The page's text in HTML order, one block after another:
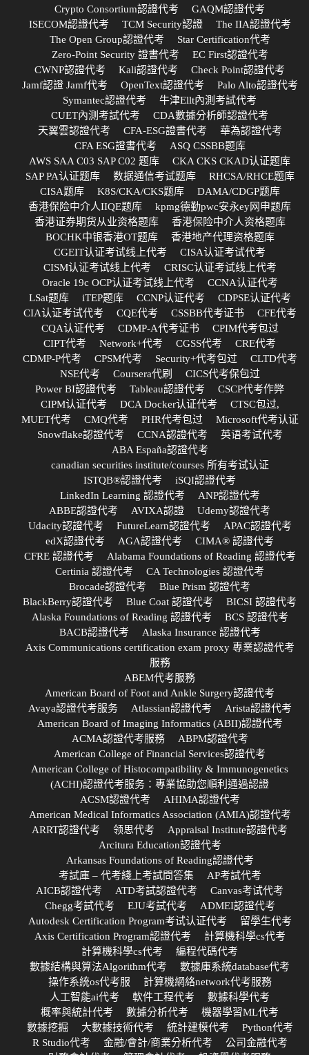
Crypto Consortium認證代考
GAQM認證代考
ISECOM認證代考
TCM Security認證
The IIA認證代考
The Open Group認證代考
Star Certification代考
Zero-Point Security 證書代考
EC First認證代考
CWNP認證代考
Kali認證代考
Check Point認證代考
Jamf認證 Jamf代考
OpenText認證代考
Palo Alto認證代考
Symantec認證代考
牛津Ellt內測考試代考
CUET內測考試代考
CDA數據分析師認證代考
天翼雲認證代考
CFA-ESG證書代考
華為認證代考
CFA ESG證書代考
ASQ CSSBB题库
AWS SAA C03 SAP C02 题库
CKA CKS CKAD认证题库
SAP PA认证题库
数据通信考试题库
RHCSA/RHCE题库
CISA题库
K8S/CKA/CKS题库
DAMA/CDGP题库
香港保险中介人IIQE题库
kpmg德勤pwc安永ey网申题库
香港证券期货从业资格题库
香港保险中介人资格题库
BOCHK中银香港OT题库
香港地产代理资格题库
CGEIT认证考试线上代考
CISA认证考试代考
CISM认证考试线上代考
CRISC认证考试线上代考
Oracle 19c OCP认证考试线上代考
CCNA认证代考
LSat题库
iTEP题库 CCNP认证代考
CDPSE认证代考
CIA认证考试代考
CQE代考 CSSBB代考证书
CFE代考
CQA认证代考
CDMP-A代考证书
CPIM代考包过
CIPT代考
Network+代考 CGSS代考
CRE代考
CDMP-P代考
CPSM代考 Security+代考包过
CLTD代考
NSE代考
Coursera代刷
CICS代考保包过
Power BI認證代考
Tableau認證代考
CSCP代考作弊
CIPM认证代考
DCA Docker认证代考
CTSC包过,
MUET代考
CMQ代考 PHR代考包过
Microsoft代考认证
Snowflake認證代考
CCNA認證代考
英语考试代考
ABA España認證代考
canadian securities institute/courses 所有考试认证
ISTQB®認證代考
iSQI認證代考
LinkedIn Learning 認證代考
ANP認證代考
ABBE認證代考
AVIXA認證
Udemy認證代考
Udacity認證代考
FutureLearn認證代考
APAC認證代考
edX認證代考
AGA認證代考
CIMA® 認證代考
CFRE 認證代考
Alabama Foundations of Reading 認證代考
Certinia 認證代考
CA Technologies 認證代考
Brocade認證代考
Blue Prism 認證代考
BlackBerry認證代考
Blue Coat 認證代考
BICSI 認證代考
Alaska Foundations of Reading 認證代考
BCS 認證代考
BACB認證代考
Alaska Insurance 認證代考
Axis Communications certification exam proxy 專業認證代考
服務
ABEM代考服務
American Board of Foot and Ankle Surgery認證代考
Avaya認證代考服务
Atlassian認證代考
Arista認證代考
American Board of Imaging Informatics (ABII)認證代考
ACMA認證代考服務
ABPM認證代考
American College of Financial Services認證代考
American College of Histocompatibility & Immunogenetics
(ACHI)認證代考服务：專業協助您順利通過認證
ACSM認證代考
AHIMA認證代考
American Medical Informatics Association (AMIA)認證代考
ARRT認證代考
领思代考
Appraisal Institute認證代考
Arcitura Education認證代考
Arkansas Foundations of Reading認證代考
考試庫 – 代考綫上考試問答集
AP考試代考
AICB認證代考
ATD考試認證代考
Canvas考试代考
Chegg考試代考
EJU考試代考
ADMEI認證代考
Autodesk Certification Program考试认证代考
留學生代考
Axis Certification Program認證代考
計算機科學cs代考
計算機科學cs代考
編程代碼代考
數據結構與算法Algorithm代考
數據庫系統database代考
操作系統os代考服
計算機網絡network代考服務
人工智能ai代考
軟件工程代考
數據科學代考
概率與統計代考
數據分析代考
機器學習ML代考
數據挖掘
大數據技術代考 統計建模代考
Python代考
R Studio代考
金融/會計/商業分析代考
公司金融代考